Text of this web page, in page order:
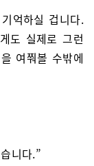
억하실 겁니다.
도 실제로 그런
여쭤볼 수밖에
니다.”